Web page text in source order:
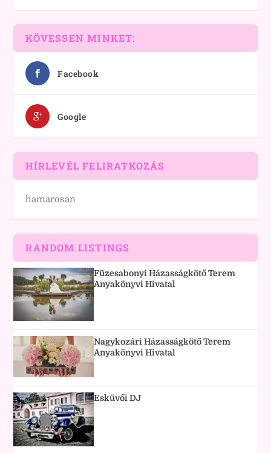
KÖVESSEN MINKET:
Facebook
Google
HÍRLEVÉL FELIRATKOZÁS
hamarosan
RANDOM LISTINGS
Füzesabonyi Házasságkötő Terem
Anyakönyvi Hivatal
Nagykozári Házasságkötő Terem
Anyakönyvi Hivatal
Esküvői DJ